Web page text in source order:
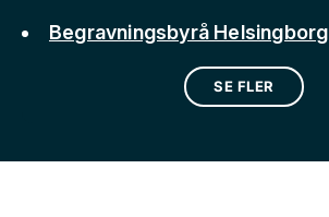
Begravningsbyrå Helsingborg
SE FLER